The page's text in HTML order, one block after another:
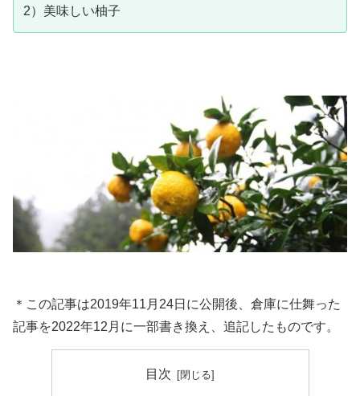
2）美味しい柚子
＊この記事は2019年11月24日に公開後、倉庫に仕舞った
記事を2022年12月に一部書き換え、追記したものです。
目次